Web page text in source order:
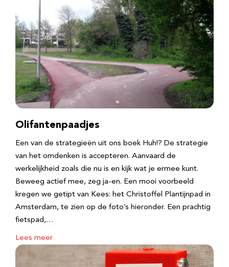
Olifantenpaadjes
Een van de strategieën uit ons boek Huh!? De strategie
van het omdenken is accepteren. Aanvaard de
werkelijkheid zoals die nu is en kijk wat je ermee kunt.
Beweeg actief mee, zeg ja-en. Een mooi voorbeeld
kregen we getipt van Kees: het Christoffel Plantijnpad in
Amsterdam, te zien op de foto’s hieronder. Een prachtig
fietspad,…
Lees meer